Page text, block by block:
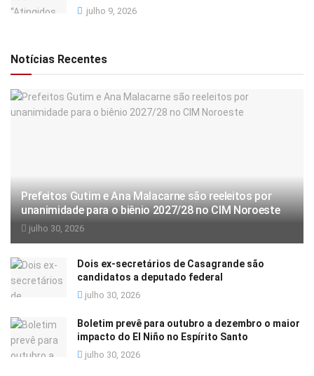
julho 9, 2026
Notícias Recentes
Prefeitos Gutim e Ana Malacarne são reeleitos por
unanimidade para o biênio 2027/28 no CIM Noroeste
julho 30, 2026
Dois ex-secretários de Casagrande são
candidatos a deputado federal
julho 30, 2026
Boletim prevê para outubro a dezembro o maior
impacto do El Niño no Espírito Santo
julho 30, 2026